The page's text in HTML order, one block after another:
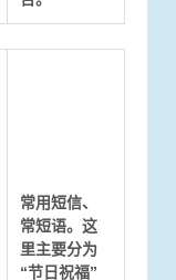
常用短信、
常短语。这
里主要分为
“节日祝福”